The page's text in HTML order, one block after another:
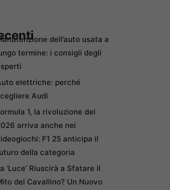
dell’auto usata a
termine: i consigli degli
elettriche: perché
Audi
1, la rivoluzione del
arriva anche nei
F1 25 anticipa il
della categoria
‘Luce’ Riuscirà a Sfatare il
del Cavallino? Un Nuovo